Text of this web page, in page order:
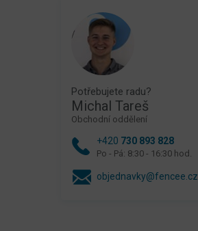
Potřebujete radu?
Michal Tareš
Obchodní oddělení
+420 730 893 828
Po - Pá: 8:30 - 16:30 hod.
objednavky@fencee.cz